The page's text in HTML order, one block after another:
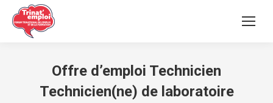
Offre d’emploi Technicien
Technicien(ne) de laboratoire